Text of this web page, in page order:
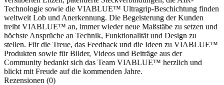
Technologie sowie die VIABLUE™ Ultragrip-Beschichtung finden
weltweit Lob und Anerkennung. Die Begeisterung der Kunden
treibt VIABLUE™ an, immer wieder neue Maßstäbe zu setzen und
höchste Ansprüche an Technik, Funktionalität und Design zu
stellen. Für die Treue, das Feedback und die Ideen zu VIABLUE™
Produkten sowie für Bilder, Videos und Beiträge aus der
Community bedankt sich das Team VIABLUE™ herzlich und
blickt mit Freude auf die kommenden Jahre.
Rezensionen (0)